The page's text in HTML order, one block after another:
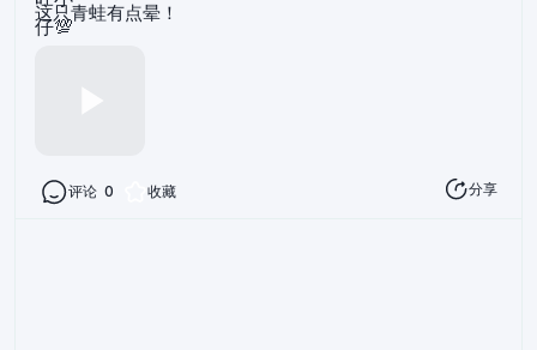
这只青蛙有点晕！
评论 0 收藏 分享